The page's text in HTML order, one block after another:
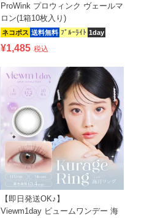
ProWink プロウィンク ヴェールマ
ロン(1箱10枚入り)
ネコポス 送料無料 ﾌﾞﾙｰﾗｲﾄ 1day
¥1,485 税込
【即日発送OK♪】
Viewm1day ビュームワンデー 海